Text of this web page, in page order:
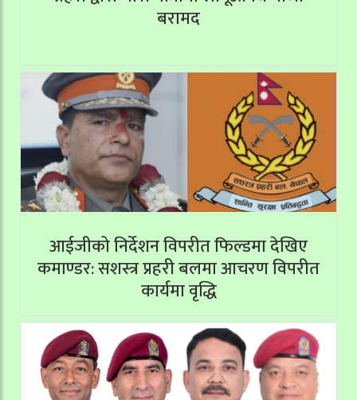
बरामद
आईजीको निर्देशन विपरीत फिल्डमा देखिए
कमाण्डर: सशस्त्र प्रहरी बलमा आचरण विपरीत
कार्यमा वृद्धि